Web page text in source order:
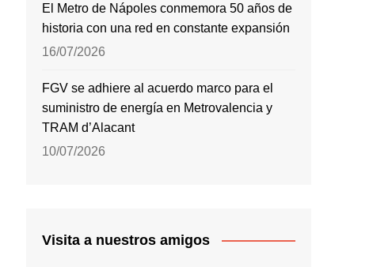
El Metro de Nápoles conmemora 50 años de
historia con una red en constante expansión
16/07/2026
FGV se adhiere al acuerdo marco para el
suministro de energía en Metrovalencia y
TRAM d’Alacant
10/07/2026
Visita a nuestros amigos